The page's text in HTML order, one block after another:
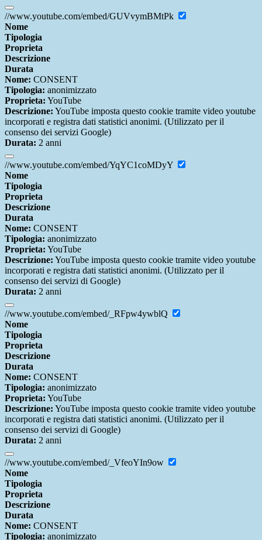
//www.youtube.com/embed/GUVvymBMtPk
Nome
Tipologia
Proprieta
Descrizione
Durata
Nome: CONSENT
Tipologia: anonimizzato
Proprieta: YouTube
Descrizione: YouTube imposta questo cookie tramite video youtube
incorporati e registra dati statistici anonimi. (Utilizzato per il
consenso dei servizi Google)
Durata: 2 anni
//www.youtube.com/embed/YqYC1coMDyY
Nome
Tipologia
Proprieta
Descrizione
Durata
Nome: CONSENT
Tipologia: anonimizzato
Proprieta: YouTube
Descrizione: YouTube imposta questo cookie tramite video youtube
incorporati e registra dati statistici anonimi. (Utilizzato per il
consenso dei servizi di Google)
Durata: 2 anni
//www.youtube.com/embed/_RFpw4ywblQ
Nome
Tipologia
Proprieta
Descrizione
Durata
Nome: CONSENT
Tipologia: anonimizzato
Proprieta: YouTube
Descrizione: YouTube imposta questo cookie tramite video youtube
incorporati e registra dati statistici anonimi. (Utilizzato per il
consenso dei servizi di Google)
Durata: 2 anni
//www.youtube.com/embed/_VfeoYIn9ow
Nome
Tipologia
Proprieta
Descrizione
Durata
Nome: CONSENT
Tipologia: anonimizzato